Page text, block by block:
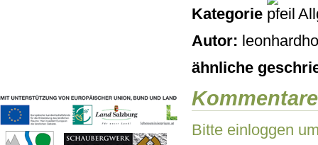
Kategorie
Autor:
ähnliche
Kommentare
Bitte einloggen